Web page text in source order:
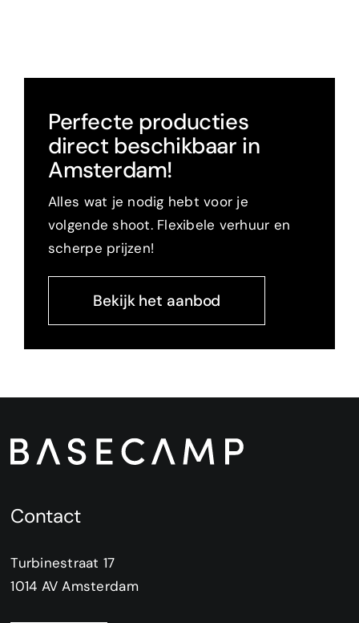
Perfecte producties
direct beschikbaar in
Amsterdam!
Alles wat je nodig hebt voor je
volgende shoot. Flexibele verhuur en
scherpe prijzen!
Bekijk het aanbod
Contact
Turbinestraat 17
1014 AV Amsterdam